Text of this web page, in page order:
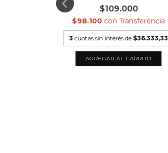
$109.000
$98.100 con Transferencia
3 cuotas sin interés de $36.333,33